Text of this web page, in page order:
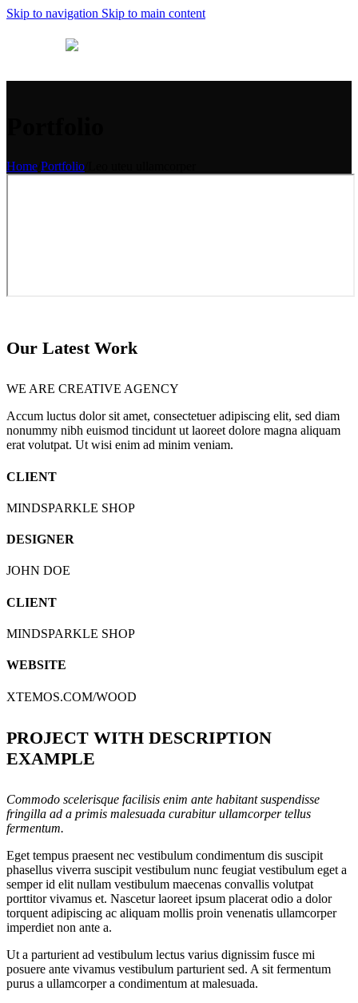
Skip to navigation Skip to main content
Home Portfolio
Our Latest Work
WE ARE CREATIVE AGENCY
Accum luctus dolor sit amet, consectetuer adipiscing elit, sed diam
nonummy nibh euismod tincidunt ut laoreet dolore magna aliquam
erat volutpat. Ut wisi enim ad minim veniam.
CLIENT
MINDSPARKLE SHOP
DESIGNER
JOHN DOE
CLIENT
MINDSPARKLE SHOP
WEBSITE
XTEMOS.COM/WOOD
PROJECT WITH DESCRIPTION
EXAMPLE
Commodo scelerisque facilisis enim ante habitant suspendisse
fringilla ad a primis malesuada curabitur ullamcorper tellus
fermentum.
Eget tempus praesent nec vestibulum condimentum dis suscipit
phasellus viverra suscipit vestibulum nunc feugiat vestibulum eget a
semper id elit nullam vestibulum maecenas convallis volutpat
porttitor vivamus et. Nascetur laoreet ipsum placerat odio a dolor
torquent adipiscing ac aliquam mollis proin venenatis ullamcorper
imperdiet non ante a.
Ut a parturient ad vestibulum lectus varius dignissim fusce mi
posuere ante vivamus vestibulum parturient sed. A sit fermentum
purus a ullamcorper a condimentum at malesuada.